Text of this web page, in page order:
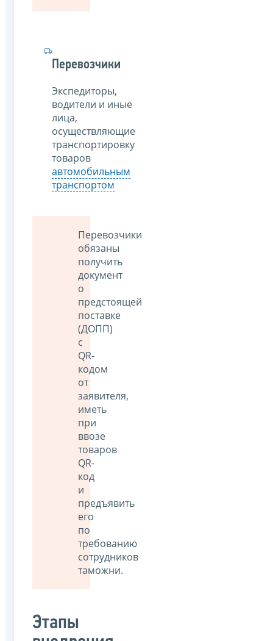
Перевозчики
Экспедиторы,
водители и иные
лица,
осуществляющие
транспортировку
товаров
автомобильным
транспортом
Перевозчики
обязаны
получить
документ
о
предстоящей
поставке
(ДОПП)
с
QR-
кодом
от
заявителя,
иметь
при
ввозе
товаров
QR-
код
и
предъявить
его
по
требованию
сотрудников
таможни.
Этапы